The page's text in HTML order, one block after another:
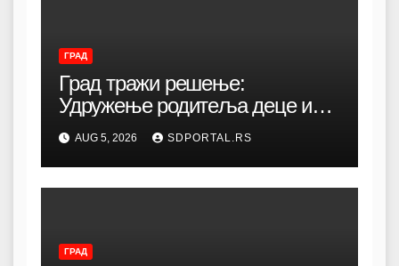
ГРАД
Град тражи решење:
Удружење родитеља деце и
омладине са хендикепом без
просторија већ 12 година
AUG 5, 2026 SDPORTAL.RS
ГРАД